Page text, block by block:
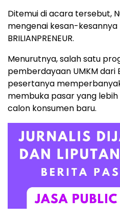
Ditemui di acara tersebut,
mengenai kesan-
BRILIANPRENEUR.
Menurutnya, salah satu
pemberdayaan UMKM
pesertanya
membuka pasar yang
calon konsumen baru.